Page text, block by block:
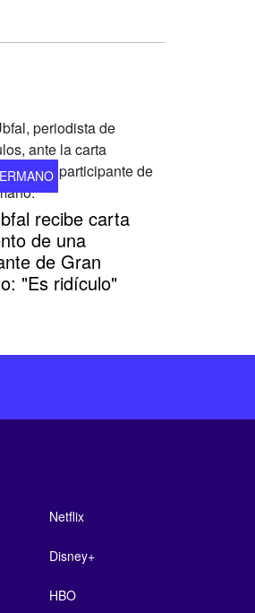
recibe carta
de una
de Gran
"Es ridículo"
Netflix
Disney+
HBO